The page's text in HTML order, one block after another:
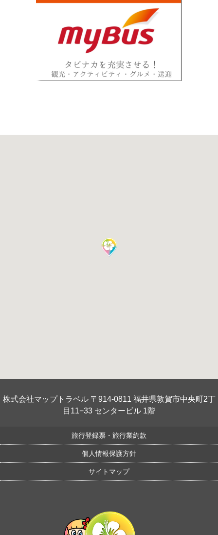
株式会社マップトラベル 〒914-0811 福井県敦賀市中央町2丁
目11−33 センタービル 1階
旅行登録票・旅行業約款
個人情報保護方針
サイトマップ